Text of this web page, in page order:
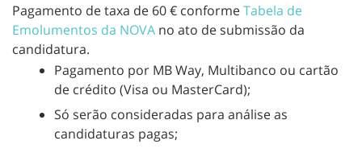
Pagamento de taxa de 60 € conformeTabela de
Emolumentos da NOVA no ato de submissão da
candidatura.
Pagamento por MB Way, Multibanco ou cartão
de crédito (Visa ou MasterCard);
Só serão consideradas para análise as
candidaturas pagas;